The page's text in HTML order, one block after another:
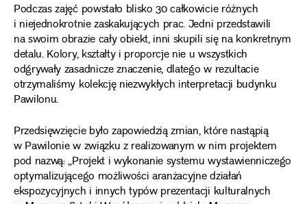
Podczas zajęć powstało blisko 30 całkowicie różnych
i niejednokrotnie zaskakujących prac. Jedni przedstawili
na swoim obrazie cały obiekt, inni skupili się na konkretnym
detalu. Kolory, kształty i proporcje nie u wszystkich
odgrywały zasadnicze znaczenie, dlatego w rezultacie
otrzymaliśmy kolekcję niezwykłych interpretacji budynku
Pawilonu.
Przedsięwzięcie było zapowiedzią zmian, które nastąpią
w Pawilonie w związku z realizowanym w nim projektem
pod nazwą: „Projekt i wykonanie systemu wystawienniczego
optymalizującego możliwości aranżacyjne działań
ekspozycyjnych i innych typów prezentacji kulturalnych